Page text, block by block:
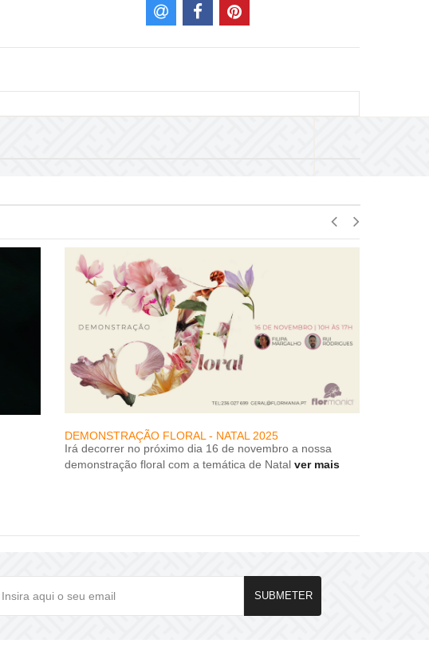
DEMONSTRAÇÃO FLORAL - NATAL 2025
Irá decorrer no próximo dia 16 de novembro a nossa
demonstração floral com a temática de Natal ver mais
SUBMETER